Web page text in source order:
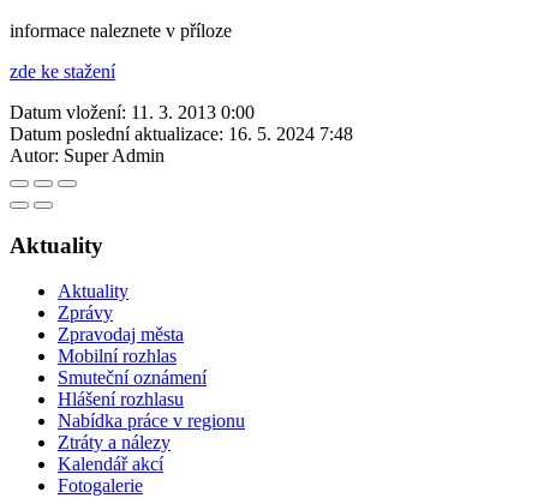
informace naleznete v příloze
zde ke stažení
Datum vložení: 11. 3. 2013 0:00
Datum poslední aktualizace: 16. 5. 2024 7:48
Autor: Super Admin
Aktuality
Aktuality
Zprávy
Zpravodaj města
Mobilní rozhlas
Smuteční oznámení
Hlášení rozhlasu
Nabídka práce v regionu
Ztráty a nálezy
Kalendář akcí
Fotogalerie